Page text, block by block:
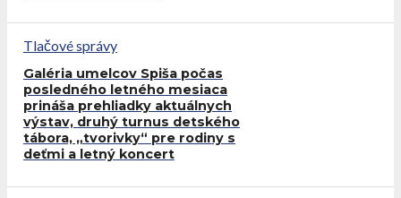
Tlačové správy
Galéria umelcov Spiša počas
posledného letného mesiaca
prináša prehliadky aktuálnych
výstav, druhý turnus detského
tábora, „tvorivky“ pre rodiny s
deťmi a letný koncert